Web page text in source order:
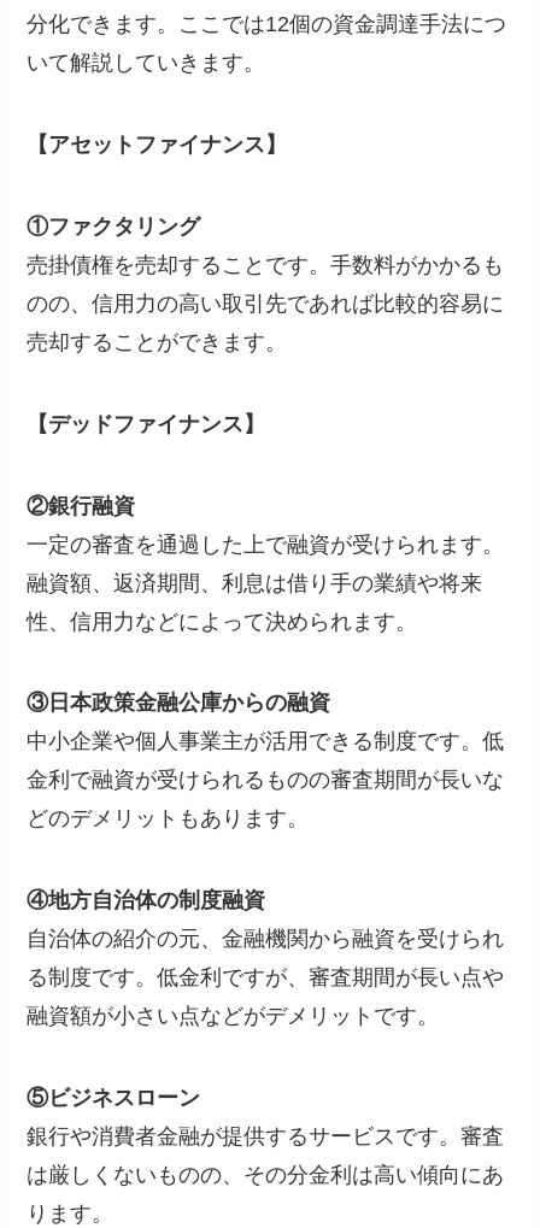
分化できます。ここでは12個の資金調達手法につ
いて解説していきます。
【アセットファイナンス】
①ファクタリング
売掛債権を売却することです。手数料がかかるも
のの、信用力の高い取引先であれば比較的容易に
売却することができます。
【デッドファイナンス】
②銀行融資
一定の審査を通過した上で融資が受けられます。
融資額、返済期間、利息は借り手の業績や将来
性、信用力などによって決められます。
③日本政策金融公庫からの融資
中小企業や個人事業主が活用できる制度です。低
金利で融資が受けられるものの審査期間が長いな
どのデメリットもあります。
④地方自治体の制度融資
自治体の紹介の元、金融機関から融資を受けられ
る制度です。低金利ですが、審査期間が長い点や
融資額が小さい点などがデメリットです。
⑤ビジネスローン
銀行や消費者金融が提供するサービスです。審査
は厳しくないものの、その分金利は高い傾向にあ
ります。